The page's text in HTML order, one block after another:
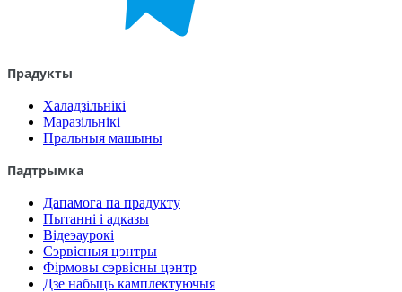
Прадукты
Халадзільнікі
Маразільнікі
Пральныя машыны
Падтрымка
Дапамога па прадукту
Пытанні і адказы
Відеэаурокі
Сэрвісныя цэнтры
Фірмовы сэрвісны цэнтр
Дзе набыць камплектуючыя